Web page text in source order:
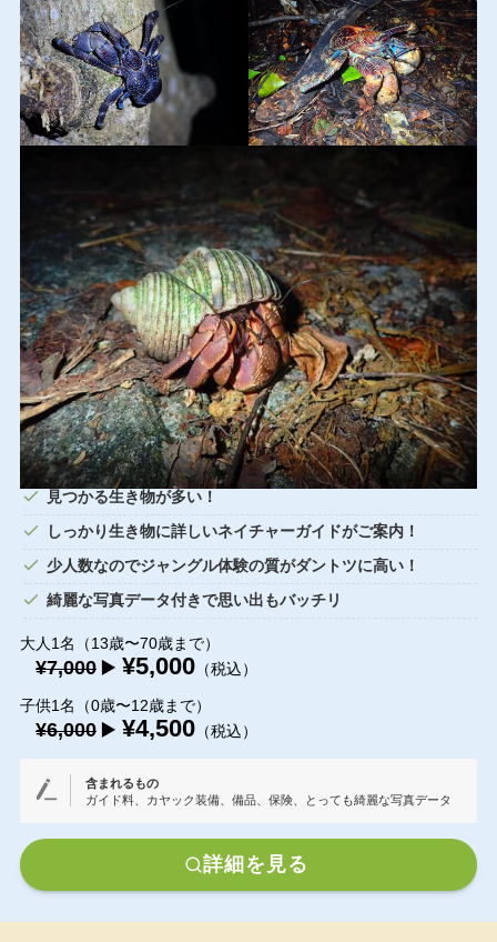
見つかる生き物が多い！
しっかり生き物に詳しいネイチャーガイドがご案内！
少人数なのでジャングル体験の質がダントツに高い！
綺麗な写真データ付きで思い出もバッチリ
大人1名（13歳〜70歳まで）
¥7,000 ▶️ ¥5,000（税込）
子供1名（0歳〜12歳まで）
¥6,000 ▶️ ¥4,500（税込）
含まれるもの
ガイド料、カヤック装備、備品、保険、とっても綺麗な写真データ
詳細を見る